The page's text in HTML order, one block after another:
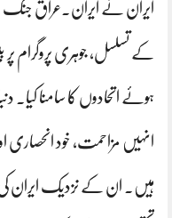
ایران نے ایران۔عراق جنگ کے
کے تسلسل، جوہری پروگرام پر
ہوئے اتحادوں کا سامنا کیا۔
انہیں مزاحمت، خود انحصاری
ہیں۔ ان کے نزدیک ایران کی